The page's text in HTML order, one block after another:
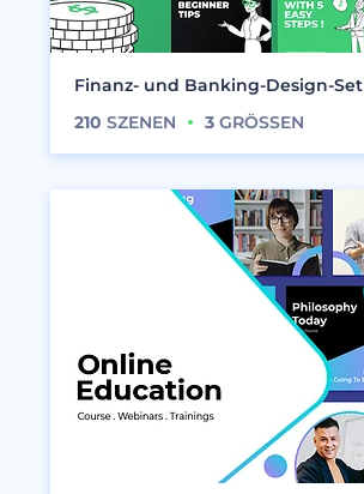
Finanz- und Banking-Design-Set
210 SZENEN 3 GRÖSSEN